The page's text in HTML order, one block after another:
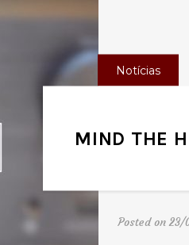
Notícias
MIND THE
Posted on